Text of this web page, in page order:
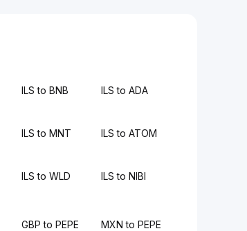
ILS to BNB ILS to ADA
ILS to MNT ILS to ATOM
ILS to WLD ILS to NIBI
GBP to PEPE MXN to PEPE